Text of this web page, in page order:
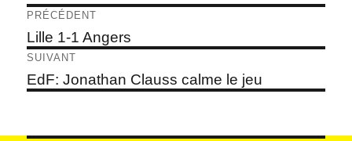
Navigation
de
l’article
PRÉCÉDENT
Article
précédent :
Lille 1-1 Angers
SUIVANT
Article
suivant :
EdF: Jonathan Clauss calme le jeu